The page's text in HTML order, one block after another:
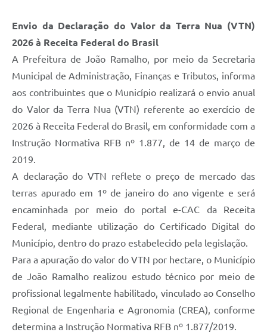
Envio da Declaração do Valor da Terra Nua (VTN)
2026 à Receita Federal do Brasil
A Prefeitura de João Ramalho, por meio da Secretaria
Municipal de Administração, Finanças e Tributos, informa
aos contribuintes que o Município realizará o envio anual
do Valor da Terra Nua (VTN) referente ao exercício de
2026 à Receita Federal do Brasil, em conformidade com a
Instrução Normativa RFB nº 1.877, de 14 de março de
2019.
A declaração do VTN reflete o preço de mercado das
terras apurado em 1º de janeiro do ano vigente e será
encaminhada por meio do portal e-CAC da Receita
Federal, mediante utilização do Certificado Digital do
Município, dentro do prazo estabelecido pela legislação.
Para a apuração do valor do VTN por hectare, o Município
de João Ramalho realizou estudo técnico por meio de
profissional legalmente habilitado, vinculado ao Conselho
Regional de Engenharia e Agronomia (CREA), conforme
determina a Instrução Normativa RFB nº 1.877/2019.